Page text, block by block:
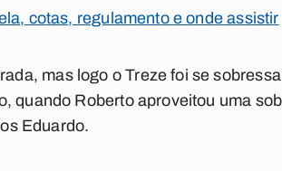
cotas, regulamento e onde assistir
mas logo o Treze foi se
quando Roberto aproveitou uma
Eduardo.